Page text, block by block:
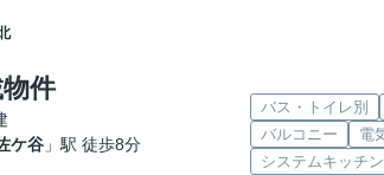
件
ケ谷 」駅 徒歩8分
バス・トイレ別
バルコニー
電
システムキッチン